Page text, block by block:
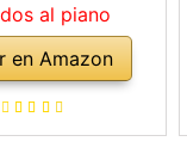
al piano
en Amazon